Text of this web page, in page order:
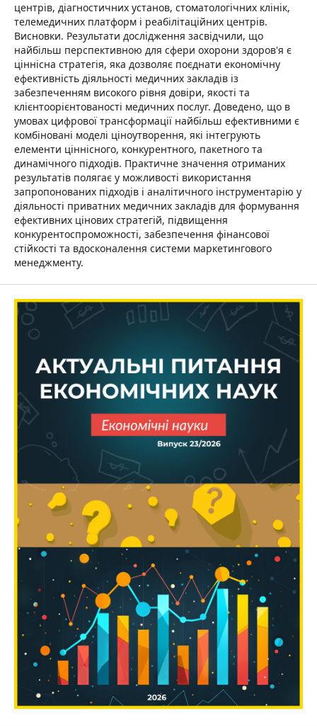
центрів, діагностичних установ, стоматологічних клінік,
телемедичних платформ і реабілітаційних центрів.
Висновки. Результати дослідження засвідчили, що
найбільш перспективною для сфери охорони здоров'я є
ціннісна стратегія, яка дозволяє поєднати економічну
ефективність діяльності медичних закладів із
забезпеченням високого рівня довіри, якості та
клієнтоорієнтованості медичних послуг. Доведено, що в
умовах цифрової трансформації найбільш ефективними є
комбіновані моделі ціноутворення, які інтегрують
елементи ціннісного, конкурентного, пакетного та
динамічного підходів. Практичне значення отриманих
результатів полягає у можливості використання
запропонованих підходів і аналітичного інструментарію у
діяльності приватних медичних закладів для формування
ефективних цінових стратегій, підвищення
конкурентоспроможності, забезпечення фінансової
стійкості та вдосконалення системи маркетингового
менеджменту.